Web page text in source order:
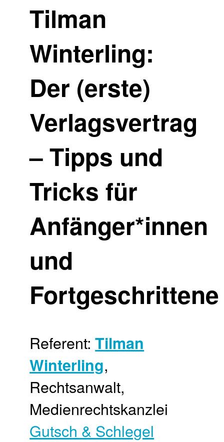
Tilman
Winterling:
Der (erste)
Verlagsvertrag
– Tipps und
Tricks für
Anfänger*innen
und
Fortgeschrittene
Referent:Tilman
Winterling,
Rechtsanwalt,
Medienrechtskanzlei
Gutsch & Schlegel